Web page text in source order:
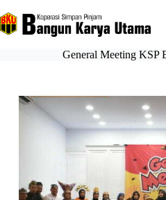
General Meeting KSP